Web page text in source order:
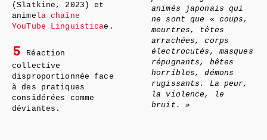
(Slatkine, 2023) et
animela chaîne
YouTube Linguisticae.
5
Réaction
collective
disproportionnée face
à des pratiques
considérées comme
déviantes.
animés japonais qui
ne sont que « coups,
meurtres, têtes
arrachées, corps
électrocutés, masques
répugnants, bêtes
horribles, démons
rugissants. La peur,
la violence, le
bruit.
»